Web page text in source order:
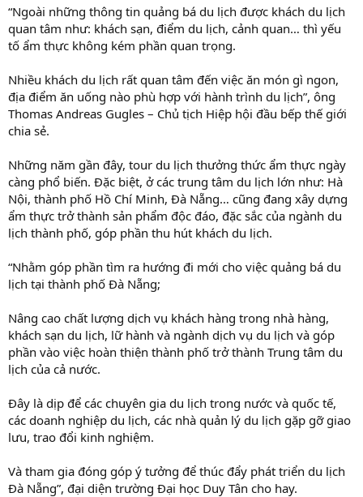
“Ngoài những thông tin quảng bá du lịch được khách du lịch
quan tâm như: khách sạn, điểm du lịch, cảnh quan… thì yếu
tố ẩm thực không kém phần quan trọng.
Nhiều khách du lịch rất quan tâm đến việc ăn món gì ngon,
địa điểm ăn uống nào phù hợp với hành trình du lịch”, ông
Thomas Andreas Gugles – Chủ tịch Hiệp hội đầu bếp thế giới
chia sẻ.
Những năm gần đây, tour du lịch thưởng thức ẩm thực ngày
càng phổ biến. Đặc biệt, ở các trung tâm du lịch lớn như: Hà
Nội, thành phố Hồ Chí Minh, Đà Nẵng… cũng đang xây dựng
ẩm thực trở thành sản phẩm độc đáo, đặc sắc của ngành du
lịch thành phố, góp phần thu hút khách du lịch.
“Nhằm góp phần tìm ra hướng đi mới cho việc quảng bá du
lịch tại thành phố Đà Nẵng;
Nâng cao chất lượng dịch vụ khách hàng trong nhà hàng,
khách sạn du lịch, lữ hành và ngành dịch vụ du lịch và góp
phần vào việc hoàn thiện thành phố trở thành Trung tâm du
lịch của cả nước.
Đây là dịp để các chuyên gia du lịch trong nước và quốc tế,
các doanh nghiệp du lịch, các nhà quản lý du lịch gặp gỡ giao
lưu, trao đổi kinh nghiệm.
Và tham gia đóng góp ý tưởng để thúc đẩy phát triển du lịch
Đà Nẵng”, đại diện trường Đại học Duy Tân cho hay.